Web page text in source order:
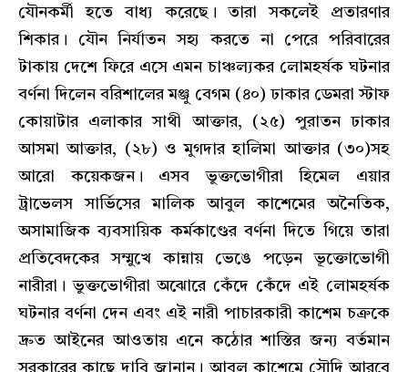
যৌনকর্মী হতে বাধ্য করেছে। তারা সকলেই প্রতারণার
শিকার। যৌন নির্যাতন সহ্য করতে না পেরে পরিবারের
টাকায় দেশে ফিরে এসে এমন চাঞ্চল্যকর লোমহর্ষক ঘটনার
বর্ণনা দিলেন বরিশালের মঞ্জু বেগম (৪০) ঢাকার ডেমরা স্টাফ
কোয়াটার এলাকার সাথী আক্তার, (২৫) পুরাতন ঢাকার
আসমা আক্তার, (২৮) ও মুগদার হালিমা আক্তার (৩০)সহ
আরো কয়েকজন। এসব ভুক্তভোগীরা হিমেল এয়ার
ট্রাভেলস সার্ভিসের মালিক আবুল কাশেমের অনৈতিক,
অসামাজিক ব্যবসায়িক কর্মকাণ্ডের বর্ণনা দিতে গিয়ে তারা
প্রতিবেদকের সম্মুখে কান্নায় ভেঙে পড়েন ভূক্তোভোগী
নারীরা। ভুক্তভোগীরা অঝোরে কেঁদে কেঁদে এই লোমহর্ষক
ঘটনার বর্ণনা দেন এবং এই নারী পাচারকারী কাশেম চক্রকে
দ্রুত আইনের আওতায় এনে কঠোর শাস্তির জন্য বর্তমান
সরকারের কাছে দাবি জানান। আবুল কাশেমে সৌদি আরবে